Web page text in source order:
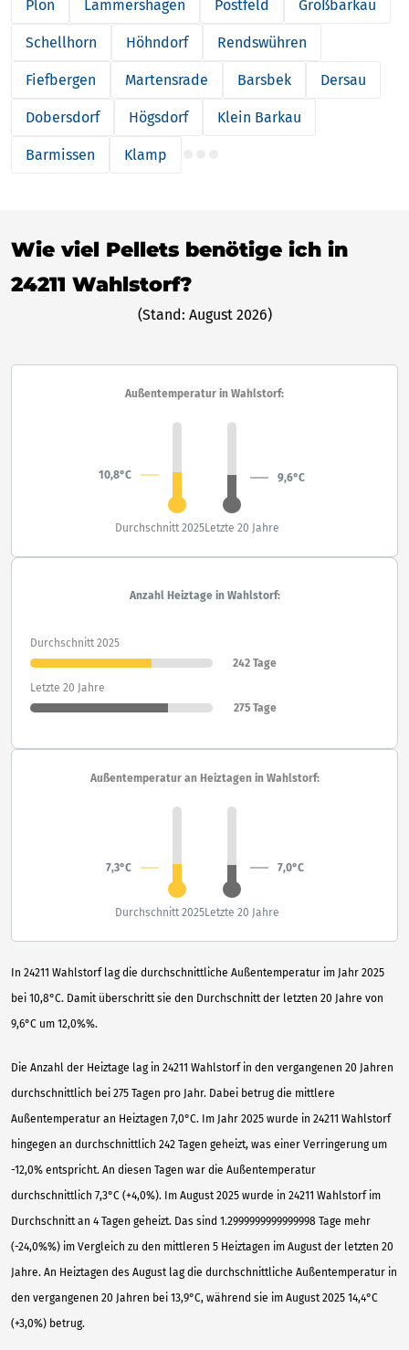
Plön Lammershagen Postfeld Großbarkau
Schellhorn Höhndorf Rendswühren
Fiefbergen Martensrade Barsbek Dersau
Dobersdorf Högsdorf Klein Barkau
Barmissen Klamp
Wie viel Pellets benötige ich in
24211 Wahlstorf?
(Stand: August 2026)
In 24211 Wahlstorf lag die durchschnittliche Außentemperatur im Jahr 2025
bei 10,8°C. Damit überschritt sie den Durchschnitt der letzten 20 Jahre von
9,6°C um 12,0%%.
Die Anzahl der Heiztage lag in 24211 Wahlstorf in den vergangenen 20 Jahren
durchschnittlich bei 275 Tagen pro Jahr. Dabei betrug die mittlere
Außentemperatur an Heiztagen 7,0°C. Im Jahr 2025 wurde in 24211 Wahlstorf
hingegen an durchschnittlich 242 Tagen geheizt, was einer Verringerung um
-12,0% entspricht. An diesen Tagen war die Außentemperatur
durchschnittlich 7,3°C (+4,0%). Im August 2025 wurde in 24211 Wahlstorf im
Durchschnitt an 4 Tagen geheizt. Das sind 1.2999999999999998 Tage mehr
(-24,0%%) im Vergleich zu den mittleren 5 Heiztagen im August der letzten 20
Jahre. An Heiztagen des August lag die durchschnittliche Außentemperatur in
den vergangenen 20 Jahren bei 13,9°C, während sie im August 2025 14,4°C
(+3,0%) betrug.
Außentemperatur in Wahlstorf:
10,8°C 9,6°C
Durchschnitt 2025Letzte 20 Jahre
Anzahl Heiztage in Wahlstorf:
Durchschnitt 2025
242 Tage
Letzte 20 Jahre
275 Tage
Außentemperatur an Heiztagen in Wahlstorf:
7,3°C 7,0°C
Durchschnitt 2025Letzte 20 Jahre